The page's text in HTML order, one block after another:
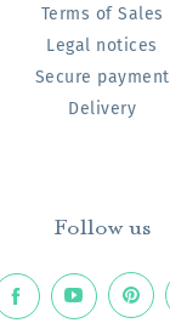
Terms of Sales
Legal notices
Secure payment
Delivery
Follow us